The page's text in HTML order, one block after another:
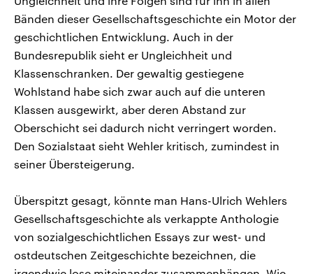
Bänden dieser Gesellschaftsgeschichte ein Motor der
geschichtlichen Entwicklung. Auch in der
Bundesrepublik sieht er Ungleichheit und
Klassenschranken. Der gewaltig gestiegene
Wohlstand habe sich zwar auch auf die unteren
Klassen ausgewirkt, aber deren Abstand zur
Oberschicht sei dadurch nicht verringert worden.
Den Sozialstaat sieht Wehler kritisch, zumindest in
seiner Übersteigerung.
Überspitzt gesagt, könnte man Hans-Ulrich Wehlers
Gesellschaftsgeschichte als verkappte Anthologie
von sozialgeschichtlichen Essays zur west- und
ostdeutschen Zeitgeschichte bezeichnen, die